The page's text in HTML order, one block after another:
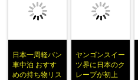
日本一周軽バン
車中泊 おすす
めの持ち物リス
ヤンゴンスイー
ツ界に日本のク
レープが初上